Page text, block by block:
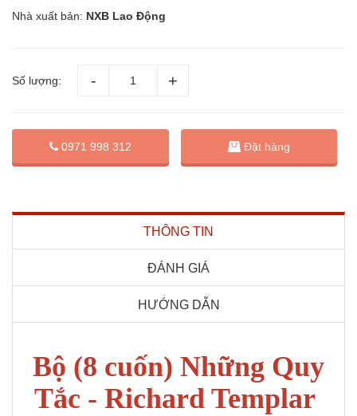
Nhà xuất bản: NXB Lao Động
Số lượng:
0971 998 312 Đặt hàng
THÔNG TIN
ĐÁNH GIÁ
HƯỚNG DẪN
Bộ (8 cuốn) Những Quy
Tắc - Richard Templar